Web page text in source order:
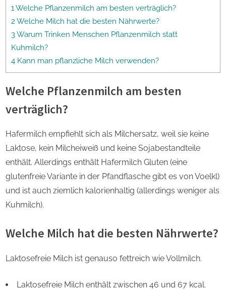
1 Welche Pflanzenmilch am besten verträglich?
2 Welche Milch hat die besten Nährwerte?
3 Warum Trinken Menschen Pflanzenmilch statt
Kuhmilch?
4 Kann man pflanzliche Milch verwenden?
Welche Pflanzenmilch am besten
verträglich?
Hafermilch empfiehlt sich als Milchersatz, weil sie keine
Laktose, kein Milcheiweiß und keine Sojabestandteile
enthält. Allerdings enthält Hafermilch Gluten (eine
glutenfreie Variante in der Pfandflasche gibt es von Voelkl)
und ist auch ziemlich kalorienhaltig (allerdings weniger als
Kuhmilch).
Welche Milch hat die besten Nährwerte?
Laktosefreie Milch ist genauso fettreich wie Vollmilch.
Laktosefreie Milch enthält zwischen 46 und 67 kcal.